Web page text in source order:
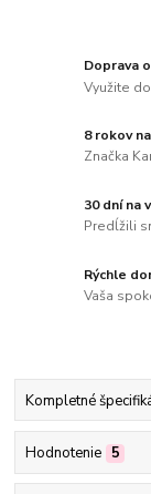
Doprava
Využite
8 rokov
Značka
30 dní na
Predĺžili
Rýchle
Vaša
Kompletné
Hodnotenie 5